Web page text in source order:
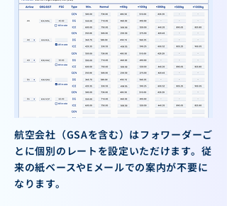
航空会社（GSAを含む）はフォワーダーご
とに個別のレートを設定いただけます。従
来の紙ベースやEメールでの案内が不要に
なります。​